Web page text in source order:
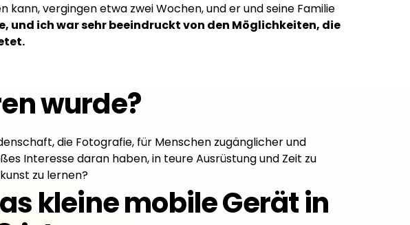
vergingen etwa zwei Wochen, und er und seine Familie
und ich war sehr beeindruckt von den Möglichkeiten, die
wurde?​
die Fotografie, für Menschen zugänglicher und
Interesse daran haben, in teure Ausrüstung und Zeit zu
zu lernen?
kleine mobile Gerät in